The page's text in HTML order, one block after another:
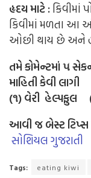
હૃદય માટે :કિવીમાં
કિવીમાં મળતા આ
ઓછી થાય છે અને
તમે કોમેન્ટમાં ૫
માહિતી કેવી લાગી
(૧) વેરી
આવી જ બેસ્ટ ટિપ્સ
સોશિયલ ગુજરાતી
Tags: eating kiwi